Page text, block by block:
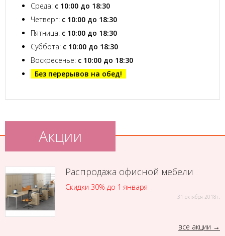
Среда: с 10:00 до 18:30
Четверг: с 10:00 до 18:30
Пятница: с 10:00 до 18:30
Суббота: с 10:00 до 18:30
Воскресенье: с 10:00 до 18:30
Без перерывов на обед!
Акции
Распродажа офисной мебели
Скидки 30% до 1 января
31 октября 2018г.
все акции